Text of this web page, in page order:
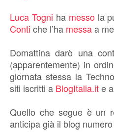
Luca Togni ha messola
Conti che l’ha messaa
Domattina darò una
(apparentemente) in
giornata stessa la
siti iscritti a BlogItalia.ite
Quello che segue è un
anticipa già il blog